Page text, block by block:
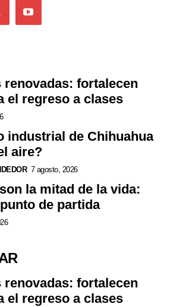
renovadas: fortalecen
el regreso a clases
industrial de Chihuahua
aire?
7 agosto, 2026
la mitad de la vida:
de partida
renovadas: fortalecen
el regreso a clases